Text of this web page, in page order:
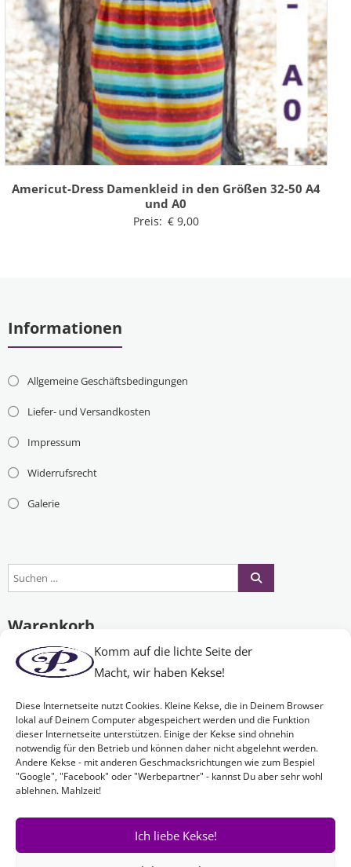
Komm auf die lichte Seite der
Macht, wir haben Kekse!
Diese Internetseite nutzt Cookies. Kleine Kekse, die in Deinem Browser
lokal auf Deinem Computer abgespeichert werden und die Funktion
dieser Internetseite unterstützen. Einige der Kekse sind ohnehin
notwendig für den Betrieb und können daher nicht abgelehnt werden.
Andere Kekse - mit anderen Geschmacksrichtungen wie zum Bespiel
"Google", "Facebook" oder "Werbepartner" - kannst Du aber sehr wohl
ablehnen. Mahlzeit!
Ich liebe Kekse!
Americut-Dress Damenkleid in den Größen 32-50 A4
und A0
Preis: €9,00
Informationen
Allgemeine Geschäftsbedingungen
Liefer- und Versandkosten
Impressum
Widerrufsrecht
Galerie
Warenkorb
Es befinden sich keine Produkte im Warenkorb.
Nichts Passendes gefunden?
Wenn Sie nach etwas Bestimmtem suchen oder gerne ein Produkt
Ihren Wünschen entsprechend anfertigen lassen möchten,
einfach!